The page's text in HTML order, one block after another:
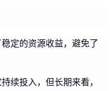
定的资源收益，避免了
续投入，但长期来看，